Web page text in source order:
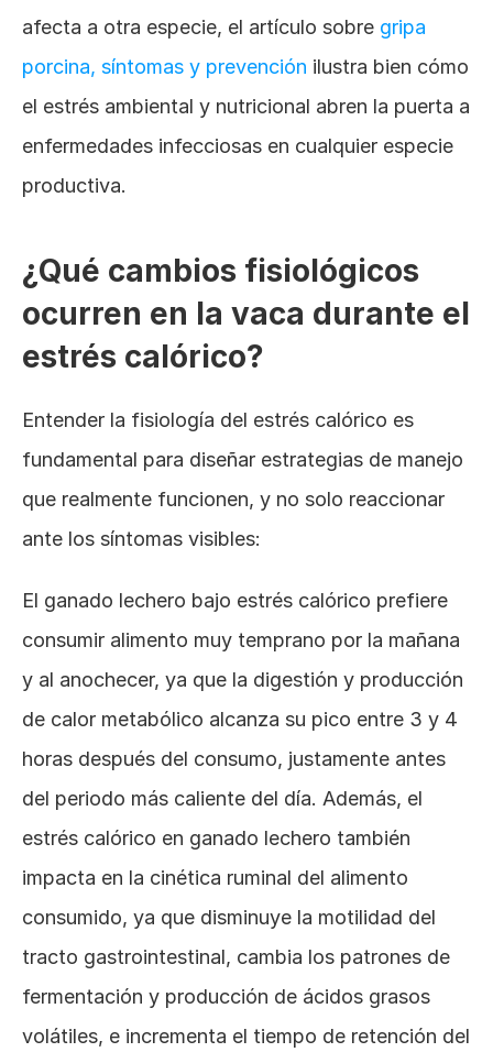
afecta a otra especie, el artículo sobre gripa
porcina, síntomas y prevención ilustra bien cómo
el estrés ambiental y nutricional abren la puerta a
enfermedades infecciosas en cualquier especie
productiva.
¿Qué cambios fisiológicos
ocurren en la vaca durante el
estrés calórico?
Entender la fisiología del estrés calórico es
fundamental para diseñar estrategias de manejo
que realmente funcionen, y no solo reaccionar
ante los síntomas visibles:
El ganado lechero bajo estrés calórico prefiere
consumir alimento muy temprano por la mañana
y al anochecer, ya que la digestión y producción
de calor metabólico alcanza su pico entre 3 y 4
horas después del consumo, justamente antes
del periodo más caliente del día. Además, el
estrés calórico en ganado lechero también
impacta en la cinética ruminal del alimento
consumido, ya que disminuye la motilidad del
tracto gastrointestinal, cambia los patrones de
fermentación y producción de ácidos grasos
volátiles, e incrementa el tiempo de retención del